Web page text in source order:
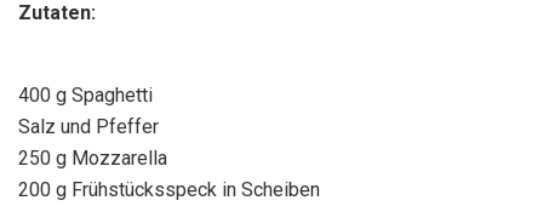
Zutaten:
400 g Spaghetti
Salz und Pfeffer
250 g Mozzarella
200 g Frühstücksspeck in Scheiben